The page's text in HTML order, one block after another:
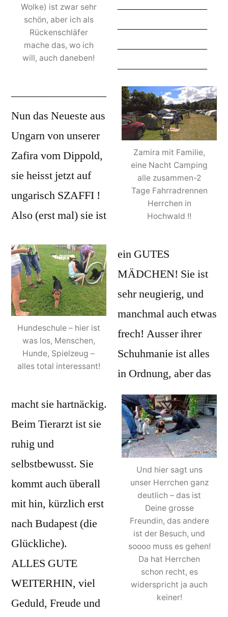
Wolke) ist zwar sehr
schön, aber ich als
Rückenschläfer
mache das, wo ich
will, auch daneben!
Zamira mit Familie,
eine Nacht Camping
alle zusammen-2
Tage Fahrradrennen
Herrchen in
Hochwald !!
Hundeschule – hier ist
was los, Menschen,
Hunde, Spielzeug –
alles total interessant!
Und hier sagt uns
unser Herrchen ganz
deutlich – das ist
Deine grosse
Freundin, das andere
ist der Besuch, und
soooo muss es gehen!
Da hat Herrchen
schon recht, es
widerspricht ja auch
keiner!
————————
————————
————————
————————
————————–
Nun das Neueste aus
Ungarn von unserer
Zafira vom Dippold,
sie heisst jetzt auf
ungarisch SZAFFI !
Also (erst mal) sie ist
ein GUTES
MÄDCHEN! Sie ist
sehr neugierig, und
manchmal auch etwas
frech! Ausser ihrer
Schuhmanie ist alles
in Ordnung, aber das
macht sie hartnäckig.
Beim Tierarzt ist sie
ruhig und
selbstbewusst. Sie
kommt auch überall
mit hin, kürzlich erst
nach Budapest (die
Glückliche).
ALLES GUTE
WEITERHIN, viel
Geduld, Freude und